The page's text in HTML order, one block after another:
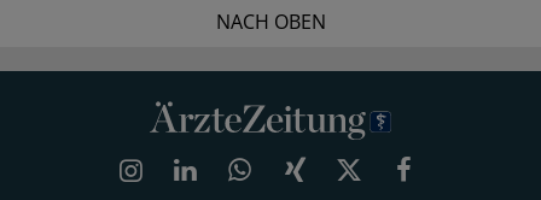
NACH OBEN